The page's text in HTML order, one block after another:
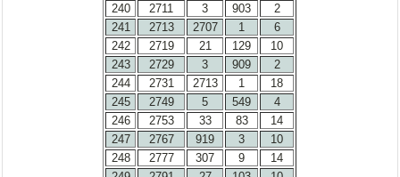
240
2711 3 903
2
241
2713 2707 1
6
242
2719 21 129
10
243
2729 3 909
2
244
2731 2713 1
18
245
2749 5 549
4
246
2753 33 83
14
247
2767 919 3
10
248
2777 307 9
14